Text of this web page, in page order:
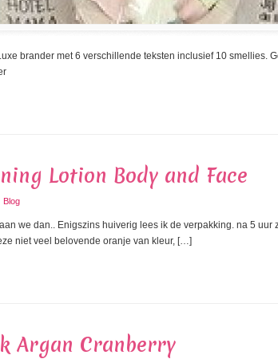
brander met 6 verschillende teksten inclusief 10 smellies.
Lotion Body and Face
Blog
we dan.. Enigszins huiverig lees ik de verpakking. na 5
niet veel belovende oranje van kleur, […]
Argan Cranberry